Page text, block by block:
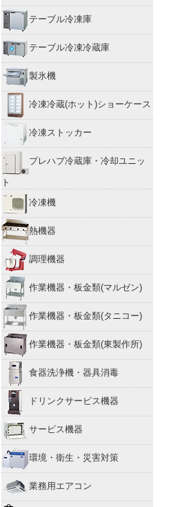
テーブル冷凍庫
テーブル冷凍冷蔵庫
製氷機
冷凍冷蔵(ホット)ショーケース
冷凍ストッカー
プレハブ冷蔵庫・冷却ユニッ
ト
冷凍機
熱機器
調理機器
作業機器・板金類(マルゼン)
作業機器・板金類(タニコー)
作業機器・板金類(東製作所)
食器洗浄機・器具消毒
ドリンクサービス機器
サービス機器
環境・衛生・災害対策
業務用エアコン